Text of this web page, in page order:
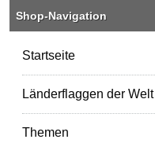
Shop-Navigation
Startseite
Länderflaggen der Welt
Themen